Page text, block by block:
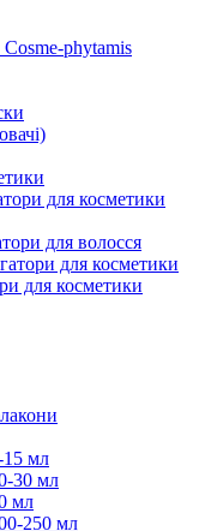
Cosme-phytamis
для косметики
для волосся
для косметики
для косметики
15 мл
30 мл
мл
250 мл